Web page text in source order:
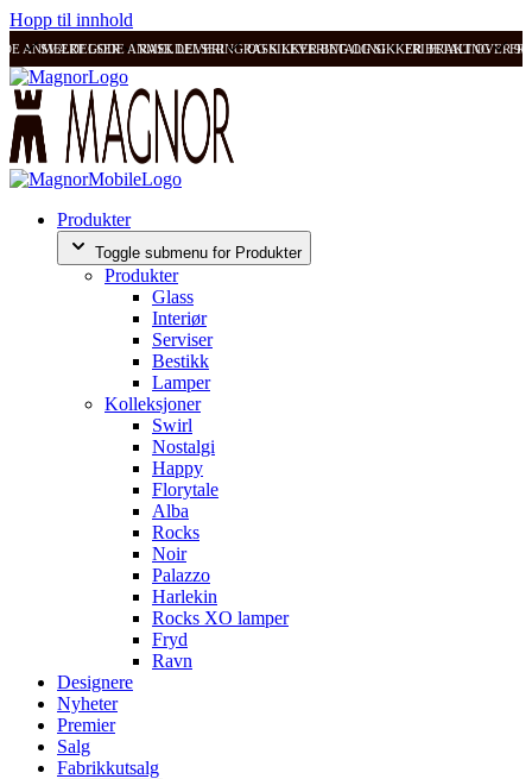
Hopp til innhold
ANMELDELSER RASK LEVERING OG SIKKER BETALING FRI FRAKT OVER
SVÆRT GODE ANMELDELSER RASK LEVERING OG SIKKER BETALING
Produkter
Toggle submenu for Produkter
Produkter
Glass
Interiør
Serviser
Bestikk
Lamper
Kolleksjoner
Swirl
Nostalgi
Happy
Florytale
Alba
Rocks
Noir
Palazzo
Harlekin
Rocks XO lamper
Fryd
Ravn
Designere
Nyheter
Premier
Salg
Fabrikkutsalg